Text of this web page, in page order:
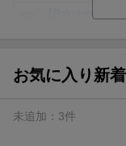
が当たる！
楽天モバイル紹
お気に入り新
未追加： 3件